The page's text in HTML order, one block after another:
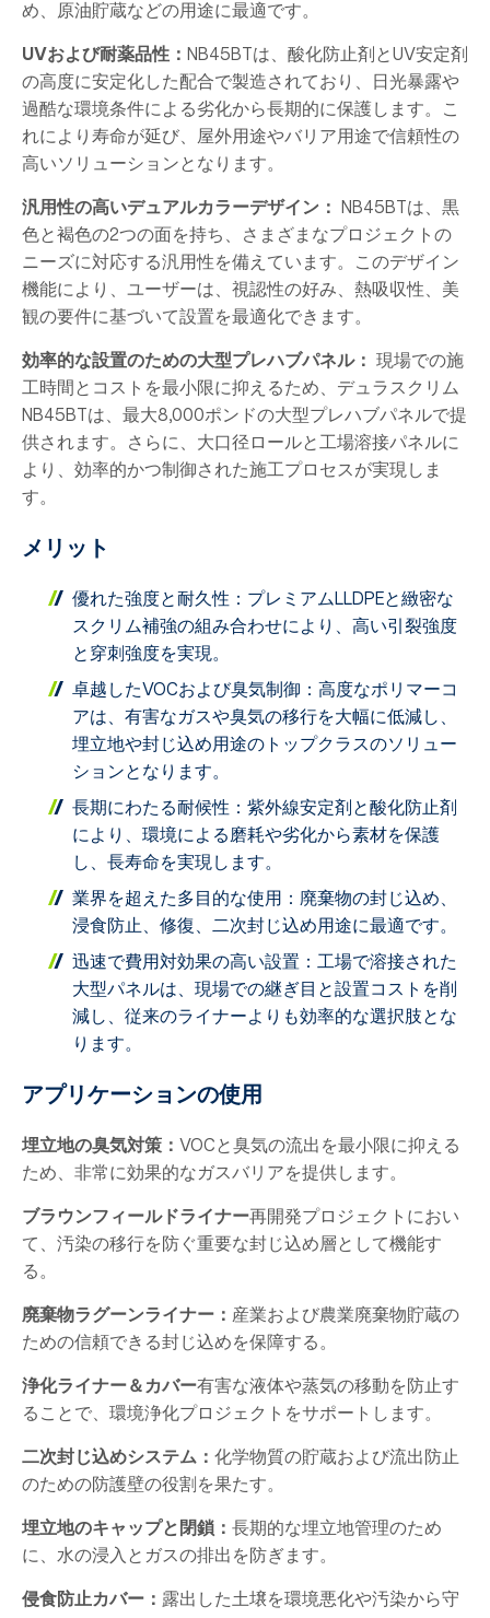
め、原油貯蔵などの用途に最適です。
UVおよび耐薬品性： NB45BTは、酸化防止剤とUV安定剤
の高度に安定化した配合で製造されており、日光暴露や
過酷な環境条件による劣化から長期的に保護します。こ
れにより寿命が延び、屋外用途やバリア用途で信頼性の
高いソリューションとなります。
汎用性の高いデュアルカラーデザイン：
NB45BTは、黒
色と褐色の2つの面を持ち、さまざまなプロジェクトの
ニーズに対応する汎用性を備えています。このデザイン
機能により、ユーザーは、視認性の好み、熱吸収性、美
観の要件に基づいて設置を最適化できます。
効率的な設置のための大型プレハブパネル： 現場での施
工時間とコストを最小限に抑えるため、デュラスクリム
NB45BTは、最大8,000ポンドの大型プレハブパネルで提
供されます。さらに、大口径ロールと工場溶接パネルに
より、効率的かつ制御された施工プロセスが実現しま
す。
メリット
優れた強度と耐久性：プレミアムLLDPEと緻密な
スクリム補強の組み合わせにより、高い引裂強度
と穿刺強度を実現。
卓越したVOCおよび臭気制御：高度なポリマーコ
アは、有害なガスや臭気の移行を大幅に低減し、
埋立地や封じ込め用途のトップクラスのソリュー
ションとなります。
長期にわたる耐候性：紫外線安定剤と酸化防止剤
により、環境による磨耗や劣化から素材を保護
し、長寿命を実現します。
業界を超えた多目的な使用：廃棄物の封じ込め、
浸食防止、修復、二次封じ込め用途に最適です。
迅速で費用対効果の高い設置：工場で溶接された
大型パネルは、現場での継ぎ目と設置コストを削
減し、従来のライナーよりも効率的な選択肢とな
ります。
アプリケーションの使用
埋立地の臭気対策： VOCと臭気の流出を最小限に抑える
ため、非常に効果的なガスバリアを提供します。
ブラウンフィールドライナー再開発プロジェクトにおい
て、汚染の移行を防ぐ重要な封じ込め層として機能す
る。
廃棄物ラグーンライナー： 産業および農業廃棄物貯蔵の
ための信頼できる封じ込めを保障する。
浄化ライナー＆カバー有害な液体や蒸気の移動を防止す
ることで、環境浄化プロジェクトをサポートします。
二次封じ込めシステム： 化学物質の貯蔵および流出防止
のための防護壁の役割を果たす。
埋立地のキャップと閉鎖： 長期的な埋立地管理のため
に、水の浸入とガスの排出を防ぎます。
侵食防止カバー： 露出した土壌を環境悪化や汚染から守